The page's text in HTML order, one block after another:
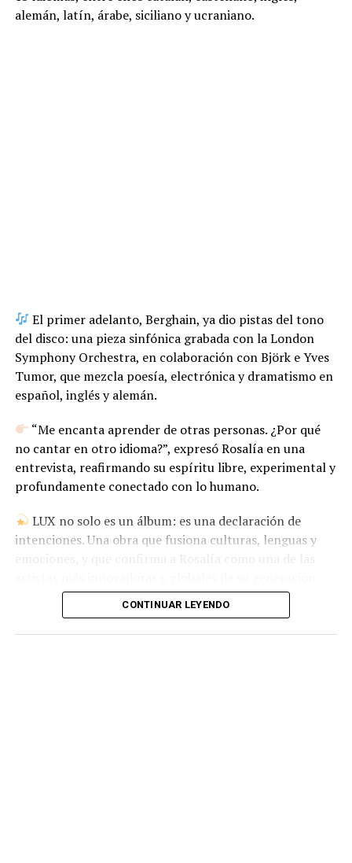
alemán, latín, árabe, siciliano y ucraniano.
El primer adelanto, Berghain, ya dio pistas del tono
del disco: una pieza sinfónica grabada con la London
Symphony Orchestra, en colaboración con Björk e Yves
Tumor, que mezcla poesía, electrónica y dramatismo en
español, inglés y alemán.
“Me encanta aprender de otras personas. ¿Por qué
no cantar en otro idioma?”, expresó Rosalía en una
entrevista, reafirmando su espíritu libre, experimental y
profundamente conectado con lo humano.
LUX no solo es un álbum: es una declaración de
intenciones. Una obra que fusiona culturas, lenguas y
CONTINUAR LEYENDO